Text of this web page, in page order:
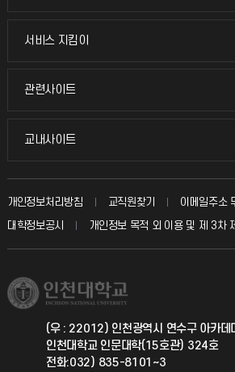
교무회의방송
입학안내
취업정보(학생)
서비스 지킴이
서비스 지킴이
묻고 답하기
칭찬마당
학생서비스 지킴이
관련사이트
관련사이트
국방헬프콜
총동문회
교내사이트
교내사이트
교수회
교육혁신본부
국제지원과
공자아카데미
개인정보처리방침 교직원찾기
이메일주소
대학정보공시
개인정보 목적 외 이용 및 제 3차
(우 : 22012) 인천광역시 연수구 아카
인천대학교 인문대학(15호관) 324호
전화:032) 835-8101~3